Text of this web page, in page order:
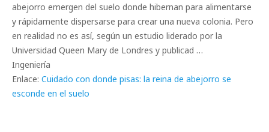
abejorro emergen del suelo donde hibernan para alimentarse
y rápidamente dispersarse para crear una nueva colonia. Pero
en realidad no es así, según un estudio liderado por la
Universidad Queen Mary de Londres y publicad …
Ingeniería
Enlace: Cuidado con donde pisas: la reina de abejorro se
esconde en el suelo